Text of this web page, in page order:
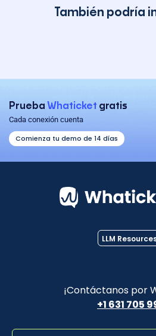
También podría
Prueba Whaticket gratis
Cada conexión cuenta
Comienza tu demo de 14 días
¡Contáctanos por
+1 631 705
LLM